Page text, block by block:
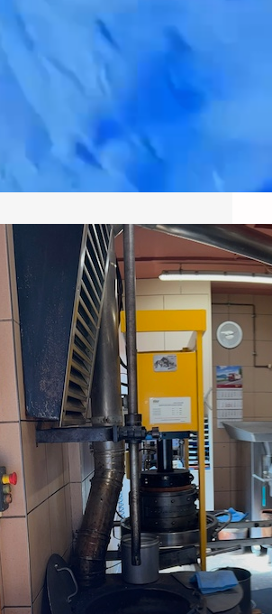
printanière
Sévery et château de Vuillerens
2026 Mes chers amis lectrices et
Si vous avez participé à la sortie
au Moulin de Sévery et au
des Iris au château de Vuillerens,
que vous retrouverez avec ce
la bonne ambiance qui a régné
belle…